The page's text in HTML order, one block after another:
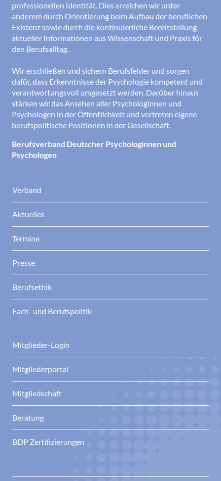
professionellen Identität. Dies erreichen wir unter
anderem durch Orientierung beim Aufbau der beruflichen
Existenz sowie durch die kontinuierliche Bereitstellung
aktueller Informationen aus Wissenschaft und Praxis für
den Berufsalltag.
Wir erschließen und sichern Berufsfelder und sorgen
dafür, dass Erkenntnisse der Psychologie kompetent und
verantwortungsvoll umgesetzt werden. Darüber hinaus
stärken wir das Ansehen aller Psychologinnen und
Psychologen in der Öffentlichkeit und vertreten eigene
berufspolitische Positionen in der Gesellschaft.
Berufsverband Deutscher Psychologinnen und
Psychologen
Verband
Aktuelles
Termine
Presse
Berufsethik
Fach- und Berufspolitik
Mitglieder-Login
Mitgliederportal
Mitgliedschaft
Beratung
BDP Zertifizierungen